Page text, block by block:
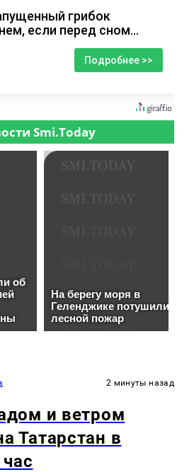
грибок
если перед сном…
Подробнее >>
2 минуты назад
и ветром
Татарстан в